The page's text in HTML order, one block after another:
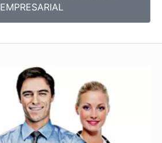
EMPRESARIAL